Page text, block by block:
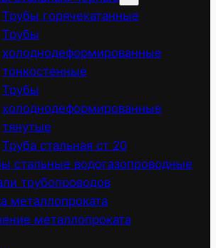
Трубы горячекатанные
Трубы
холоднодеформированные
тонкостенные
Трубы
холоднодеформированные
тянутые
Труба стальная ст 20
стальные водогазопроводные
трубопроводов
металлопроката
металлопроката